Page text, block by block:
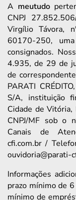
A meutudo
CNPJ
Virgílio Távora,
60170-250,
consignados.
4.935, de 29 de
de
PARATI
S/A, instituição
Cidade de
CNPJ/MF sob o
Canais de
cfi.com.br /
ouvidoria@parati-
Informações
prazo mínimo de
mínimo de